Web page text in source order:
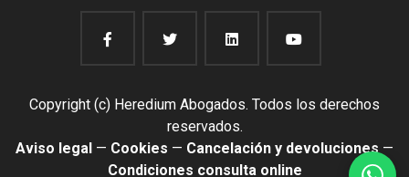
Copyright (c) Heredium Abogados. Todos los derechos
reservados.
Aviso legal — Cookies — Cancelación y devoluciones—
Condiciones consulta online